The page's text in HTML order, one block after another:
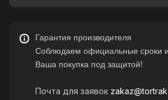
Гарантия производителя
Соблюдаем официальные сроки
Ваша покупка под защитой!
Почта для заявок